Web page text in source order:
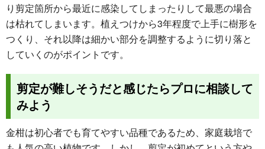
り剪定箇所から最近に感染してしまったりして最悪の場合
は枯れてしまいます。植えつけから3年程度で上手に樹形を
つくり、それ以降は細かい部分を調整するように切り落と
していくのがポイントです。
剪定が難しそうだと感じたらプロに相談して
みよう
金柑は初心者でも育てやすい品種であるため、家庭栽培で